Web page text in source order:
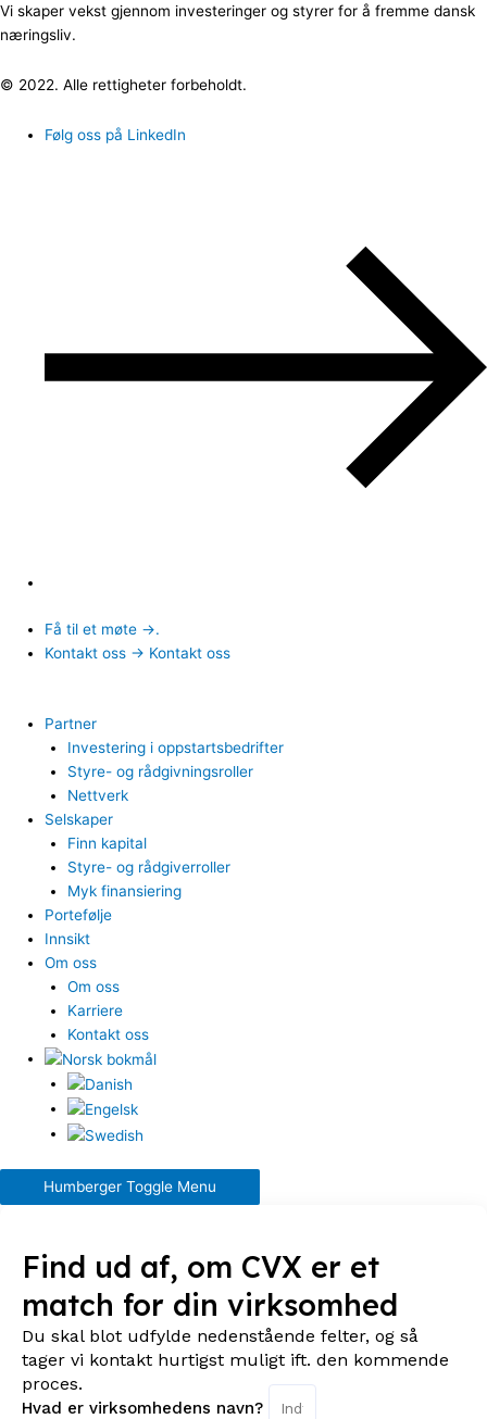
Vi skaper vekst gjennom investeringer og styrer for å fremme dansk
næringsliv.
© 2022. Alle rettigheter forbeholdt.
Følg oss på LinkedIn
Få til et møte →.
Kontakt oss → Kontakt oss
Partner
Investering i oppstartsbedrifter
Styre- og rådgivningsroller
Nettverk
Selskaper
Finn kapital
Styre- og rådgiverroller
Myk finansiering
Portefølje
Innsikt
Om oss
Om oss
Karriere
Kontakt oss
Humberger Toggle Menu
Find ud af, om CVX er et
match for din virksomhed
Du skal blot udfylde nedenstående felter, og så
tager vi kontakt hurtigst muligt ift. den kommende
proces.
Hvad er virksomhedens navn?